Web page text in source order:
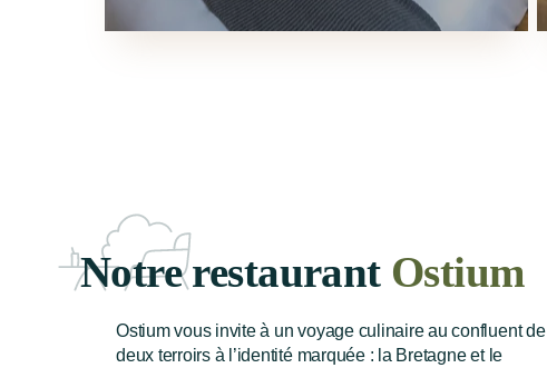
Notre restaurant Ostium
Ostium vous invite à un voyage culinaire au confluent de
deux terroirs à l’identité marquée : la Bretagne et le